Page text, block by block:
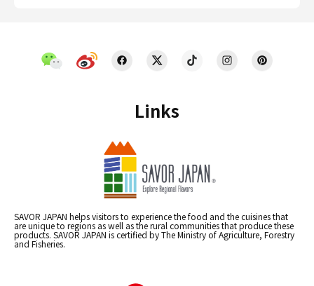
Links
SAVOR JAPAN helps visitors to experience the food and the cuisines that
are unique to regions as well as the rural communities that produce these
products. SAVOR JAPAN is certified by The Ministry of Agriculture, Forestry
and Fisheries.